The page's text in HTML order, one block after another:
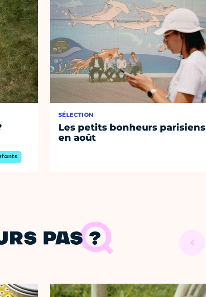
SÉLECTION
Les petits bonheurs parisiens
en août
PAS ?